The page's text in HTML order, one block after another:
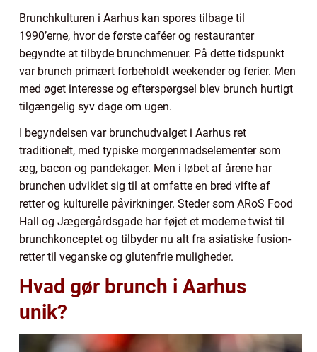
Brunchkulturen i Aarhus kan spores tilbage til
1990’erne, hvor de første caféer og restauranter
begyndte at tilbyde brunchmenuer. På dette tidspunkt
var brunch primært forbeholdt weekender og ferier. Men
med øget interesse og efterspørgsel blev brunch hurtigt
tilgængelig syv dage om ugen.
I begyndelsen var brunchudvalget i Aarhus ret
traditionelt, med typiske morgenmadselementer som
æg, bacon og pandekager. Men i løbet af årene har
brunchen udviklet sig til at omfatte en bred vifte af
retter og kulturelle påvirkninger. Steder som ARoS Food
Hall og Jægergårdsgade har føjet et moderne twist til
brunchkonceptet og tilbyder nu alt fra asiatiske fusion-
retter til veganske og glutenfrie muligheder.
Hvad gør brunch i Aarhus
unik?